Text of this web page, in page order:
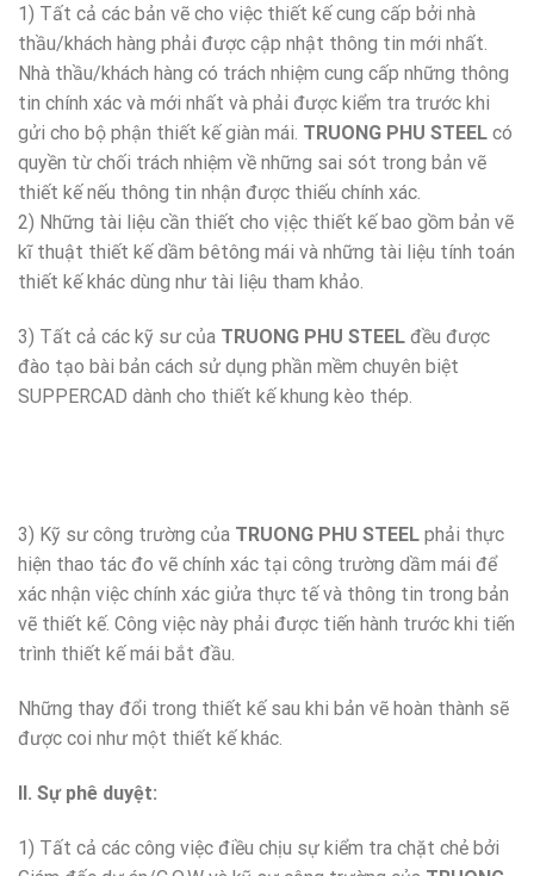
1) Tất cả các bản vẽ cho việc thiết kế cung cấp bởi nhà
thầu/khách hàng phải được cập nhật thông tin mới nhất.
Nhà thầu/khách hàng có trách nhiệm cung cấp những thông
tin chính xác và mới nhất và phải được kiểm tra trước khi
gửi cho bộ phận thiết kế giàn mái. TRUONG PHU STEEL có
quyền từ chối trách nhiệm về những sai sót trong bản vẽ
thiết kế nếu thông tin nhận được thiếu chính xác.
2) Những tài liệu cần thiết cho vịệc thiết kế bao gồm bản vẽ
kĩ thuật thiết kế dầm bêtông mái và những tài liệu tính toán
thiết kế khác dùng như tài liệu tham khảo.
3) Tất cả các kỹ sư của TRUONG PHU STEEL đều được
đào tạo bài bản cách sử dụng phần mềm chuyên biệt
SUPPERCAD dành cho thiết kế khung kèo thép.
3) Kỹ sư công trường của TRUONG PHU STEEL phải thực
hiện thao tác đo vẽ chính xác tại công trường dầm mái để
xác nhận việc chính xác giửa thực tế và thông tin trong bản
vẽ thiết kế. Công việc này phải được tiến hành trước khi tiến
trình thiết kế mái bắt đầu.
Những thay đổi trong thiết kế sau khi bản vẽ hoàn thành sẽ
được coi như một thiết kế khác.
II. Sự phê duyệt:
1) Tất cả các công việc điều chịu sự kiểm tra chặt chẻ bởi